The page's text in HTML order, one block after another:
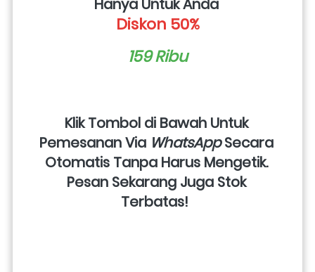
Hanya Untuk Anda
Diskon 50%
159 Ribu
Klik Tombol di Bawah Untuk
Pemesanan Via WhatsApp Secara
Otomatis Tanpa Harus Mengetik.
Pesan Sekarang Juga Stok
Terbatas!